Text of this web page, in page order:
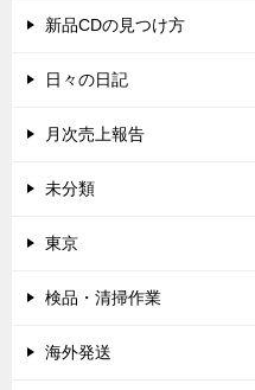
新品CDの見つけ方
日々の日記
月次売上報告
未分類
東京
検品・清掃作業
海外発送